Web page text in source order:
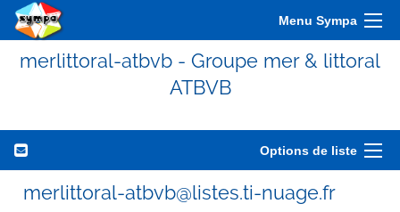
Menu Sympa
merlittoral-atbvb - Groupe mer & littoral
ATBVB
Options de liste
merlittoral-atbvb@listes.ti-nuage.fr